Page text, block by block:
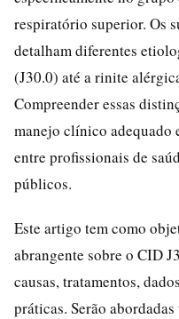
respiratório superior. Os
detalham diferentes
(J30.0) até a rinite
Compreender essas
manejo clínico adequado
entre profissionais de
públicos.
Este artigo tem como
abrangente sobre o CID
causas, tratamentos,
práticas. Serão